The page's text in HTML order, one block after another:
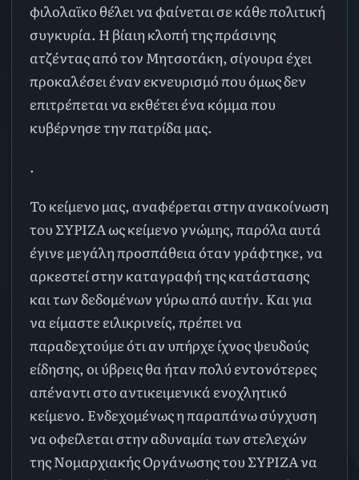
φιλολαϊκο θέλει να φαίνεται σε κάθε πολιτική
συγκυρία. Η βίαιη κλοπή της πράσινης
ατζέντας από τον Μητσοτάκη, σίγουρα έχει
προκαλέσει έναν εκνευρισμό που όμως δεν
επιτρέπεται να εκθέτει ένα κόμμα που
κυβέρνησε την πατρίδα μας.
.
Το κείμενο μας, αναφέρεται στην ανακοίνωση
του ΣΥΡΙΖΑ ως κείμενο γνώμης, παρόλα αυτά
έγινε μεγάλη προσπάθεια όταν γράφτηκε, να
αρκεστεί στην καταγραφή της κατάστασης
και των δεδομένων γύρω από αυτήν. Και για
να είμαστε ειλικρινείς, πρέπει να
παραδεχτούμε ότι αν υπήρχε ίχνος ψευδούς
είδησης, οι ύβρεις θα ήταν πολύ εντονότερες
απέναντι στο αντικειμενικά ενοχλητικό
κείμενο. Ενδεχομένως η παραπάνω σύγχυση
να οφείλεται στην αδυναμία των στελεχών
της Νομαρχιακής Οργάνωσης του ΣΥΡΙΖΑ να